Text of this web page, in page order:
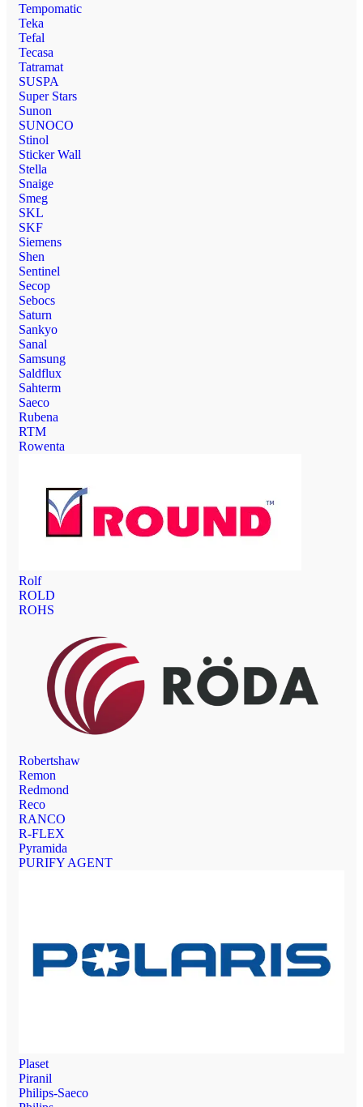
Tempomatic
Teka
Tefal
Tecasa
Tatramat
SUSPA
Super Stars
Sunon
SUNOCO
Stinol
Sticker Wall
Stella
Snaige
Smeg
SKL
SKF
Siemens
Shen
Sentinel
Secop
Sebocs
Saturn
Sankyo
Sanal
Samsung
Saldflux
Sahterm
Saeco
Rubena
RTM
Rowenta
Rolf
ROLD
ROHS
Robertshaw
Remon
Redmond
Reco
RANCO
R-FLEX
Pyramida
PURIFY AGENT
Plaset
Piranil
Philips-Saeco